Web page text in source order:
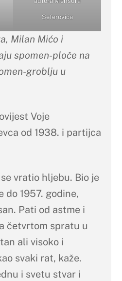
Seferovića
Milan Mićo i
spomen-ploče na
groblju u
Voje
od 1938. i partijca
vratio hljebu. Bio je
do 1957. godine,
Pati od astme i
četvrtom spratu u
ali visoko i
svaki rat, kaže.
i svetu stvar i